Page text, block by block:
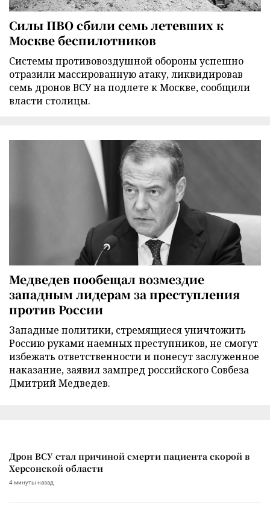
Силы ПВО сбили семь летевших к
Москве беспилотников
Cистемы противовоздушной обороны успешно
отразили массированную атаку, ликвидировав
семь дронов ВСУ на подлете к Москве, сообщили
власти столицы.
Медведев пообещал возмездие
западным лидерам за преступления
против России
Западные политики, стремящиеся уничтожить
Россию руками наемных преступников, не смогут
избежать ответственности и понесут заслуженное
наказание, заявил зампред российского Совбеза
Дмитрий Медведев.
Дрон ВСУ стал причиной смерти пациента скорой в
Херсонской области
4 минуты назад